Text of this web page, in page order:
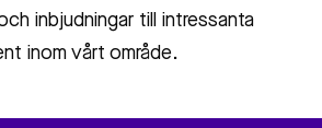
inbjudningar till intressanta
inom vårt område.